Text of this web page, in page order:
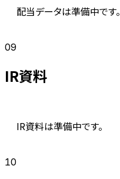
配当データは準備中です。
09
IR資料
IR資料は準備中です。
10